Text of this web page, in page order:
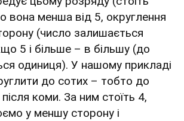
вона менша від 5, округлення
(число залишається
5 і більше – в більшу (до
одиниця). У нашому прикладі
до сотих – тобто до
коми. За ним стоїть 4,
у меншу сторону і